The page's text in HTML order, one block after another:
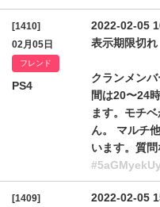
[1410]
02月05日
フレンド
PS4
2022-02-05
表示期限切れ
クランメン
間は20〜24
ます。モチ
ん。 マルチ
います。質問
[1409]
2022-02-05